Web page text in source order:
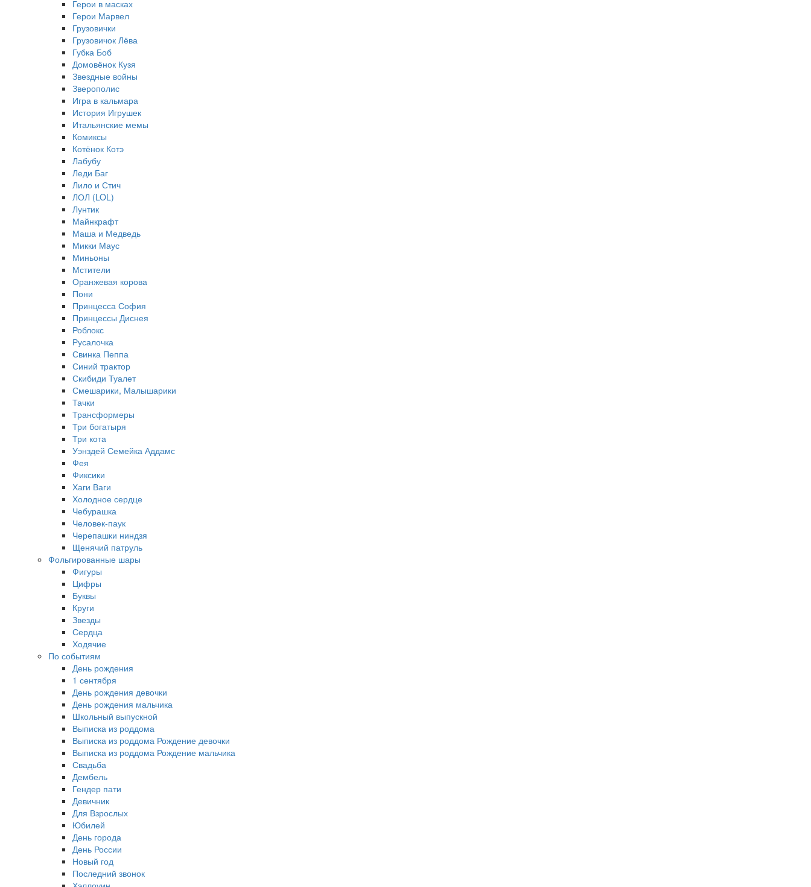
Герои в масках
Герои Марвел
Грузовички
Грузовичок Лёва
Губка Боб
Домовёнок Кузя
Звездные войны
Зверополис
Игра в кальмара
История Игрушек
Итальянские мемы
Комиксы
Котёнок Котэ
Лабубу
Леди Баг
Лило и Стич
ЛОЛ (LOL)
Лунтик
Майнкрафт
Маша и Медведь
Микки Маус
Миньоны
Мстители
Оранжевая корова
Пони
Принцесса София
Принцессы Диснея
Роблокс
Русалочка
Свинка Пеппа
Синий трактор
Скибиди Туалет
Смешарики, Малышарики
Тачки
Трансформеры
Три богатыря
Три кота
Уэнздей Семейка Аддамс
Фея
Фиксики
Хаги Ваги
Холодное сердце
Чебурашка
Человек-паук
Черепашки ниндзя
Щенячий патруль
Фольгированные шары
Фигуры
Цифры
Буквы
Круги
Звезды
Сердца
Ходячие
По событиям
День рождения
1 сентября
День рождения девочки
День рождения мальчика
Школьный выпускной
Выписка из роддома
Выписка из роддома Рождение девочки
Выписка из роддома Рождение мальчика
Свадьба
Дембель
Гендер пати
Девичник
Для Взрослых
Юбилей
День города
День России
Новый год
Последний звонок